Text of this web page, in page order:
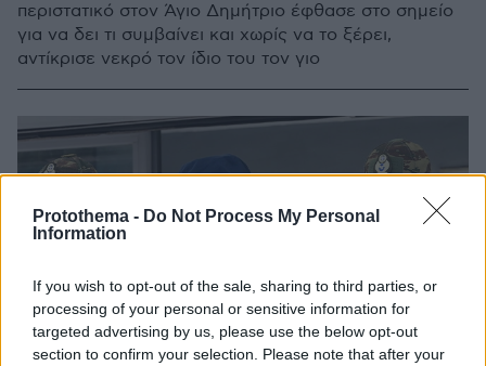
Protothema - Do Not Process My Personal
Information
If you wish to opt-out of the sale, sharing to third parties, or
processing of your personal or sensitive information for
targeted advertising by us, please use the below opt-out
section to confirm your selection. Please note that after your
περιστατικό στον Άγιο Δημήτριο έφθασε στο σημείο
για να δει τι συμβαίνει και χωρίς να το ξέρει,
αντίκρισε νεκρό τον ίδιο του τον γιο